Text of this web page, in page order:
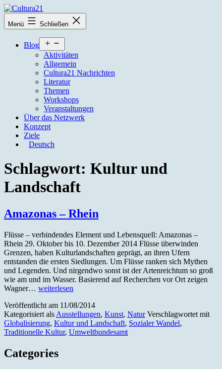
Zum
Inhalt
springen
Cultura21
Menü Schließen
Blog
öffnen
Aktivitäten
Allgemein
Cultura21 Nachrichten
Literatur
Themen
Workshops
Veranstaltungen
Über das Netzwerk
Konzept
Ziele
Deutsch
Schlagwort: Kultur und
Landschaft
Amazonas – Rhein
Flüsse – verbindendes Element und Lebensquell: Amazonas –
Rhein 29. Oktober bis 10. Dezember 2014 Flüsse überwinden
Grenzen, haben Kulturlandschaften geprägt, an ihren Ufern
entstanden die ersten Siedlungen. Um Flüsse ranken sich Mythen
und Legenden. Und nirgendwo sonst ist der Artenreichtum so groß
wie am und im Wasser. Basierend auf Recherchen vor Ort zeigen
Wagner… Amazonas
Rhein
weiterlesen
Veröffentlicht am 11/08/2014
Kategorisiert als Ausstellungen, Kunst, Natur Verschlagwortet mit
Globalisierung, Kultur und Landschaft, Sozialer Wandel,
Traditionelle Kultur, Umweltbundesamt
Categories